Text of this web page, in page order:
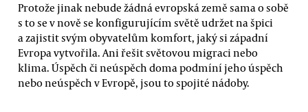
Protože jinak nebude žádná evropská země sama o sobě
s to se v nově se konfigurujícím světě udržet na špici
a zajistit svým obyvatelům komfort, jaký si západní
Evropa vytvořila. Ani řešit světovou migraci nebo
klima. Úspěch či neúspěch doma podmíní jeho úspěch
nebo neúspěch v Evropě, jsou to spojité nádoby.